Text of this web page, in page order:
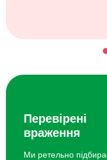
Перевірені
враження
Ми ретельно